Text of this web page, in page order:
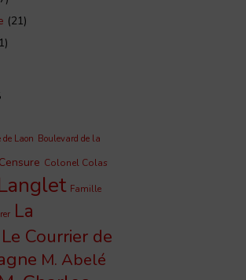
(21)
Laon Boulevard de la
Censure Colonel Colas
Famille
La
Le Courrier de
M. Abelé